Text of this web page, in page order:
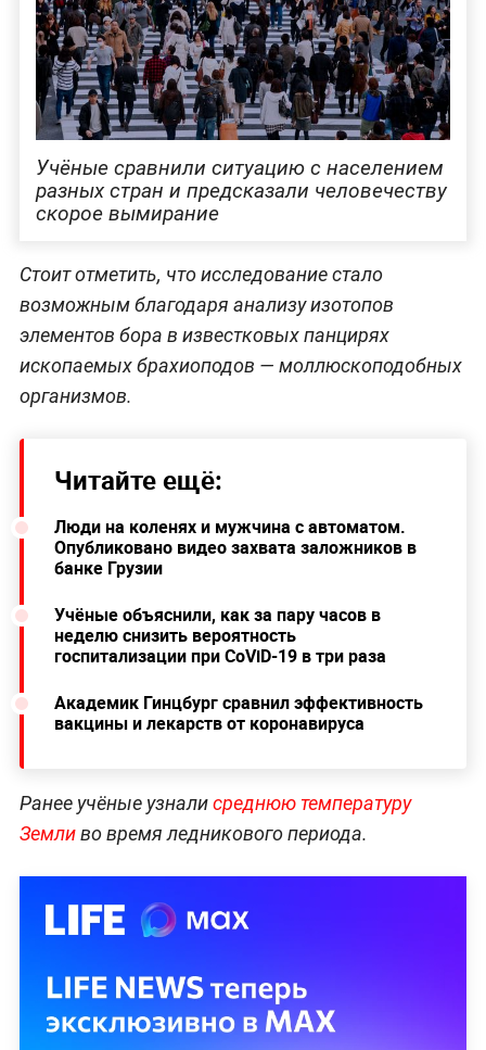
Учёные сравнили ситуацию с населением
разных стран и предсказали человечеству
скорое вымирание
Стоит отметить, что исследование стало
возможным благодаря анализу изотопов
элементов бора в известковых панцирях
ископаемых брахиоподов — моллюскоподобных
организмов.
Читайте ещё:
Люди на коленях и мужчина с автоматом.
Опубликовано видео захвата заложников в
банке Грузии
Учёные объяснили, как за пару часов в
неделю снизить вероятность
госпитализации при CoViD-19 в три раза
Академик Гинцбург сравнил эффективность
вакцины и лекарств от коронавируса
Ранее учёные узналисреднюю температуру
Земливо время ледникового периода.